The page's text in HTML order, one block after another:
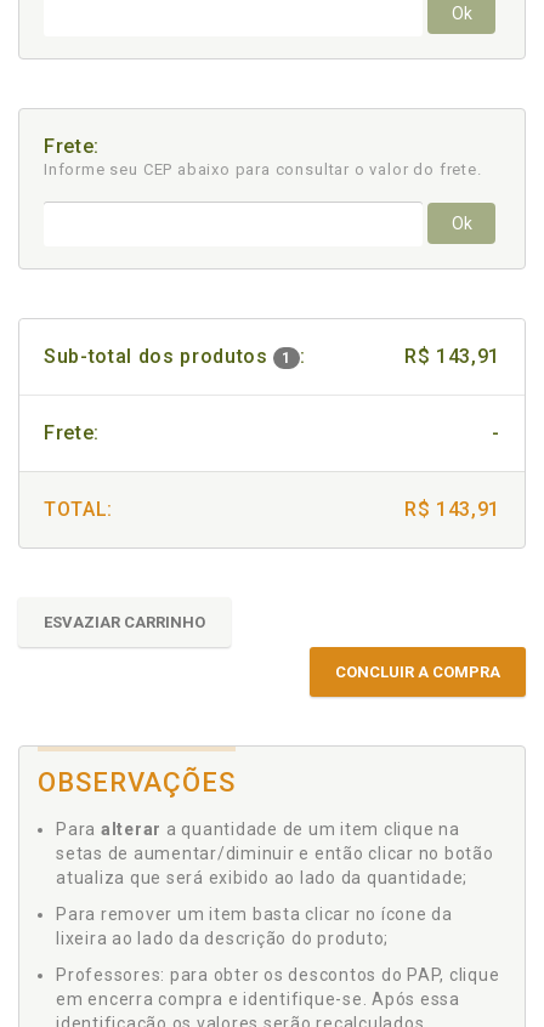
Ok
Frete:
Informe seu CEP abaixo para consultar o valor do frete.
Ok
Sub-total dos produtos 1 : R$ 143,91
Frete: -
TOTAL: R$ 143,91
ESVAZIAR CARRINHO
CONCLUIR A COMPRA
OBSERVAÇÕES
Para alterar a quantidade de um item clique na
setas de aumentar/diminuir e então clicar no botão
atualiza que será exibido ao lado da quantidade;
Para remover um item basta clicar no ícone da
lixeira ao lado da descrição do produto;
Professores: para obter os descontos do PAP, clique
em encerra compra e identifique-se. Após essa